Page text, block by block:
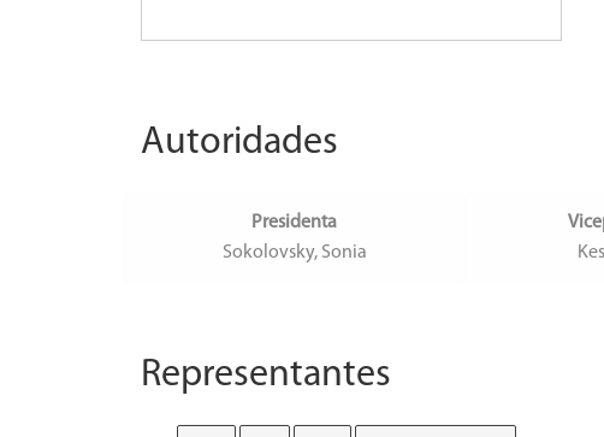
Autoridades
Presidenta
Sokolovsky, Sonia
Representantes